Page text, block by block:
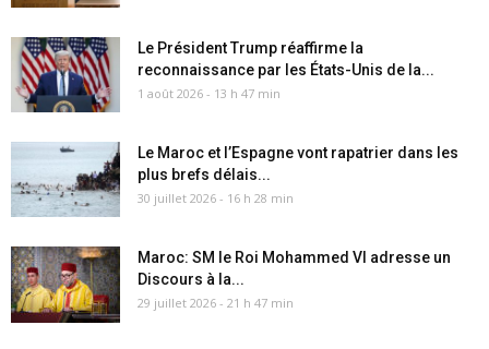
Le Président Trump réaffirme la
reconnaissance par les États-Unis de la...
1 août 2026 - 13 h 47 min
Le Maroc et l’Espagne vont rapatrier dans les
plus brefs délais...
30 juillet 2026 - 16 h 28 min
Maroc: SM le Roi Mohammed VI adresse un
Discours à la...
29 juillet 2026 - 21 h 47 min